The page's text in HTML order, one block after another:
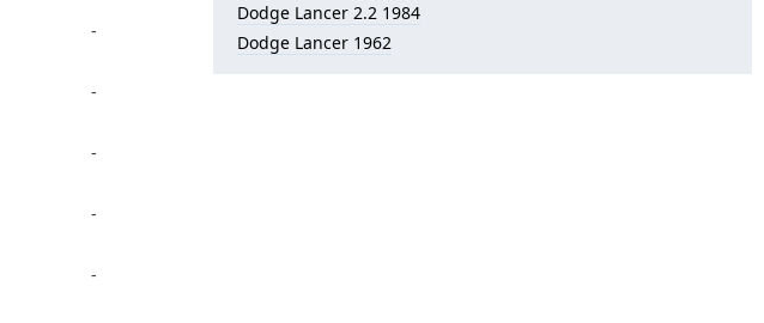
-
-
-
-
-
Dodge Lancer 2.2 1984
Dodge Lancer 1962